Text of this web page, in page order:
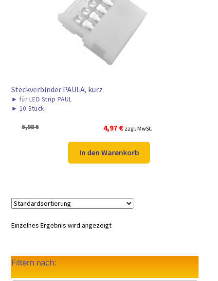
► VERSANDARTEN
Steckverbinder PAULA, kurz
► für LED Strip PAUL
► 10 Stück
5,98€
Ursprünglicher
Preis
war:
5,98 €
4,97 €Aktueller
Preis
ist:
4,97 €.
zzgl. MwSt.
In den Warenkorb
Einzelnes Ergebnis wird angezeigt
Filtern nach: